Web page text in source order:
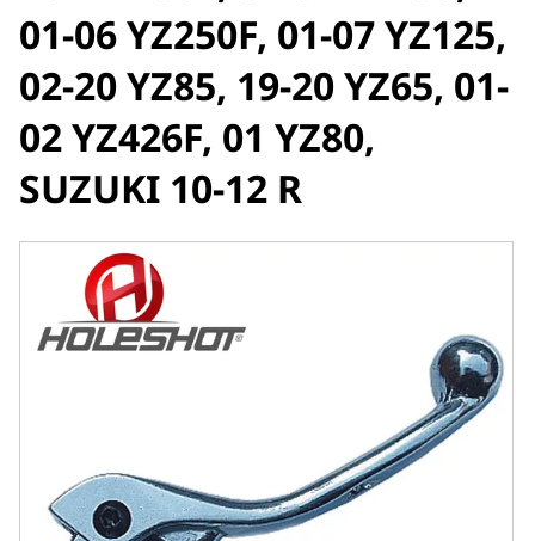
01-06 YZ250F, 01-07 YZ125,
02-20 YZ85, 19-20 YZ65, 01-
02 YZ426F, 01 YZ80,
SUZUKI 10-12 R